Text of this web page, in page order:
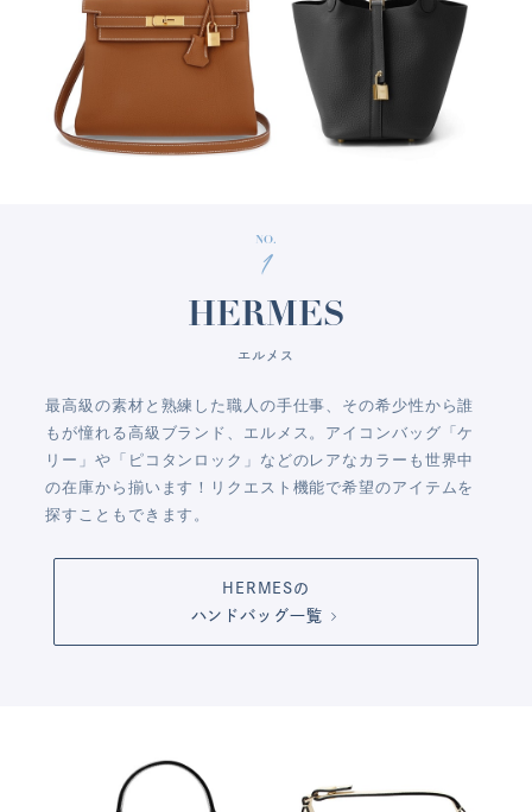
NO.
1
HERMES
エルメス
最高級の素材と熟練した職人の手仕事、その希少性から誰
もが憧れる高級ブランド、エルメス。アイコンバッグ「ケ
リー」や「ピコタンロック」などのレアなカラーも世界中
の在庫から揃います！リクエスト機能で希望のアイテムを
探すこともできます。
HERMESの
ハンドバッグ一覧